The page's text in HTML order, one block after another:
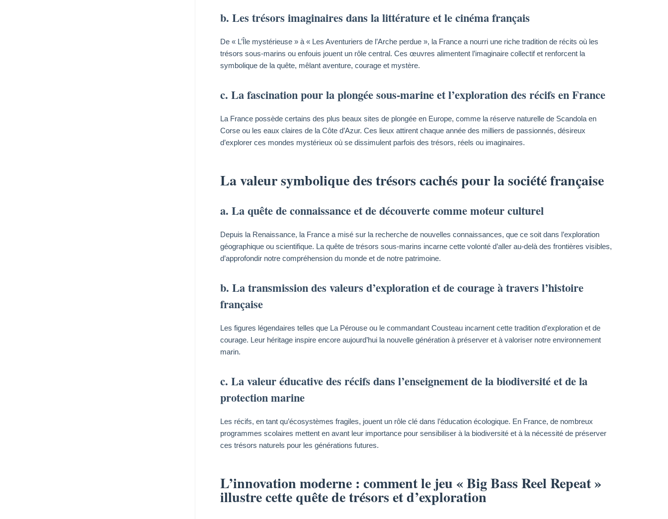
b. Les trésors imaginaires dans la littérature et le cinéma français
De « L’Île mystérieuse » à « Les Aventuriers de l’Arche perdue », la France a nourri une riche tradition de récits où les
trésors sous-marins ou enfouis jouent un rôle central. Ces œuvres alimentent l’imaginaire collectif et renforcent la
symbolique de la quête, mêlant aventure, courage et mystère.
c. La fascination pour la plongée sous-marine et l’exploration des récifs en France
La France possède certains des plus beaux sites de plongée en Europe, comme la réserve naturelle de Scandola en
Corse ou les eaux claires de la Côte d’Azur. Ces lieux attirent chaque année des milliers de passionnés, désireux
d’explorer ces mondes mystérieux où se dissimulent parfois des trésors, réels ou imaginaires.
La valeur symbolique des trésors cachés pour la société française
a. La quête de connaissance et de découverte comme moteur culturel
Depuis la Renaissance, la France a misé sur la recherche de nouvelles connaissances, que ce soit dans l’exploration
géographique ou scientifique. La quête de trésors sous-marins incarne cette volonté d’aller au-delà des frontières visibles,
d’approfondir notre compréhension du monde et de notre patrimoine.
b. La transmission des valeurs d’exploration et de courage à travers l’histoire
française
Les figures légendaires telles que La Pérouse ou le commandant Cousteau incarnent cette tradition d’exploration et de
courage. Leur héritage inspire encore aujourd’hui la nouvelle génération à préserver et à valoriser notre environnement
marin.
c. La valeur éducative des récifs dans l’enseignement de la biodiversité et de la
protection marine
Les récifs, en tant qu’écosystèmes fragiles, jouent un rôle clé dans l’éducation écologique. En France, de nombreux
programmes scolaires mettent en avant leur importance pour sensibiliser à la biodiversité et à la nécessité de préserver
ces trésors naturels pour les générations futures.
L’innovation moderne : comment le jeu « Big Bass Reel Repeat »
illustre cette quête de trésors et d’exploration